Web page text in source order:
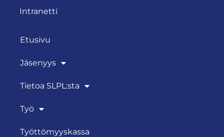
Intranetti
Etusivu
Jäsenyys
Tietoa SLPL:sta
Työ
Työttömyyskassa